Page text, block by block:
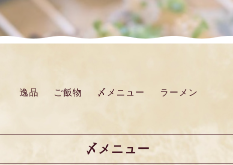
逸品 ご飯物 〆メニュー ラーメン
〆メニュー